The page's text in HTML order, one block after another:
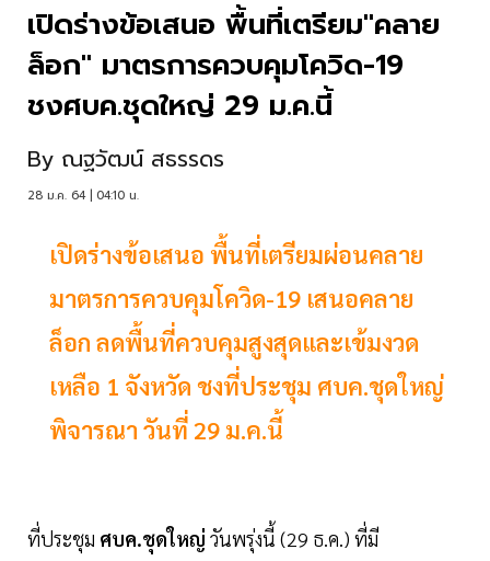
เปิดร่างข้อเสนอ พื้นที่เตรียม"คลาย
ล็อก" มาตรการควบคุมโควิด-19
ชงศบค.ชุดใหญ่ 29 ม.ค.นี้
By ณฐวัฒน์ สธรรดร
28 ม.ค. 64 | 04:10 น.
เปิดร่างข้อเสนอ พื้นที่เตรียมผ่อนคลาย
มาตรการควบคุมโควิด-19 เสนอคลาย
ล็อก ลดพื้นที่ควบคุมสูงสุดและเข้มงวด
เหลือ 1 จังหวัด ชงที่ประชุม ศบค.ชุดใหญ่
พิจารณา วันที่ 29 ม.ค.นี้
ที่ประชุม ศบค.ชุดใหญ่ วันพรุ่งนี้ (29 ธ.ค.) ที่มี